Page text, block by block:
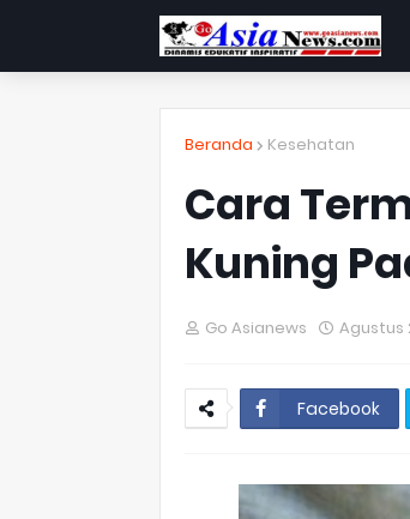
Beranda Kesehatan
Cara
Kuning
Go Asianews Agustus
Facebook